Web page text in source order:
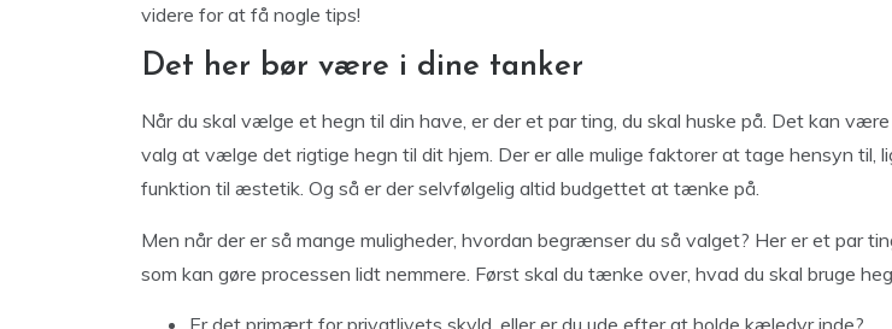
videre for at få nogle tips!
Det her bør være i dine tanker
Når du skal vælge et hegn til din have, er der et par ting, du skal huske på. Det kan
valg at vælge det rigtige hegn til dit hjem. Der er alle mulige faktorer at tage hensyn til,
funktion til æstetik. Og så er der selvfølgelig altid budgettet at tænke på.
Men når der er så mange muligheder, hvordan begrænser du så valget? Her er et par
som kan gøre processen lidt nemmere. Først skal du tænke over, hvad du skal bruge
Er det primært for privatlivets skyld, eller er du ude efter at holde kæledyr inde?